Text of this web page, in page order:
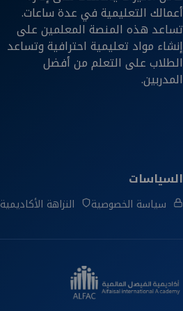
أعمالك التعليمية في عدة ساعات.
تساعد هذه المنصة المعلمين على
إنشاء مواد تعليمية احترافية وتساعد
الطلاب على التعلم من أفضل
المدربين.
السياسات
سياسة الخصوصية النزاهة الأكاديمية